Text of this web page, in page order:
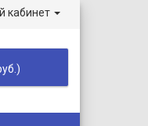
кабинет